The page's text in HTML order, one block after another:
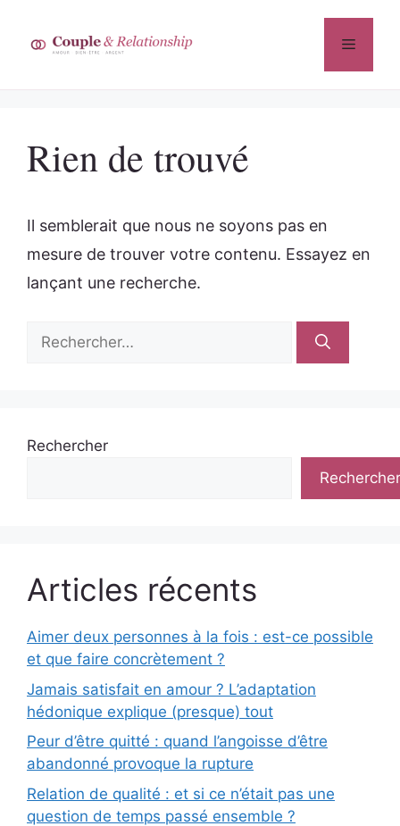
contenu
Menu
Rien de trouvé
Il semblerait que nous ne soyons pas en
mesure de trouver votre contenu. Essayez en
lançant une recherche.
Rechercher :
Rechercher
Rechercher
Articles récents
Aimer deux personnes à la fois : est-ce possible
et que faire concrètement ?
Jamais satisfait en amour ? L’adaptation
hédonique explique (presque) tout
Peur d’être quitté : quand l’angoisse d’être
abandonné provoque la rupture
Relation de qualité : et si ce n’était pas une
question de temps passé ensemble ?